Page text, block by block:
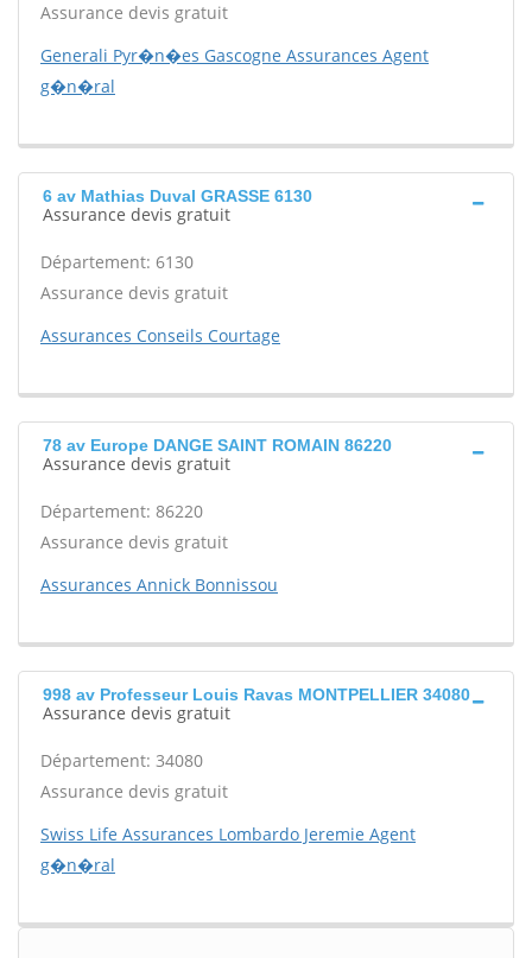
Assurance devis gratuit
Generali Pyr�n�es Gascogne Assurances Agent
g�n�ral
6 av Mathias Duval GRASSE 6130
Assurance devis gratuit
Département: 6130
Assurance devis gratuit
Assurances Conseils Courtage
78 av Europe DANGE SAINT ROMAIN 86220
Assurance devis gratuit
Département: 86220
Assurance devis gratuit
Assurances Annick Bonnissou
998 av Professeur Louis Ravas MONTPELLIER 34080
Assurance devis gratuit
Département: 34080
Assurance devis gratuit
Swiss Life Assurances Lombardo Jeremie Agent
g�n�ral